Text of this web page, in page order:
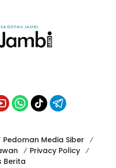
Pedoman Media Siber
Privacy Policy
Berita